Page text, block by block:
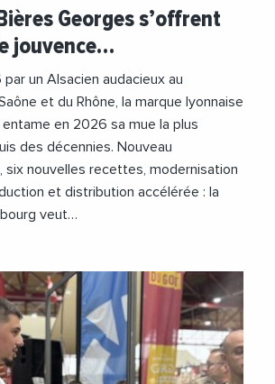
#Industrie #VieDesEntreprises
Georges s’offrent
jouvence…
par un Alsacien audacieux au
et du Rhône, la marque lyonnaise
en 2026 sa mue la plus
des décennies. Nouveau
six nouvelles recettes, modernisation
et distribution accélérée : la
veut…